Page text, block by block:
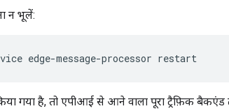
न भूलें:
edge-message-processor restart
गया है, तो एपीआई से आने वाला पूरा ट्रैफ़िक बैकएंड